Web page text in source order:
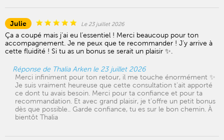
Julie Le 23 juillet 2026
Ça a coupé mais j’ai eu l’essentiel ! Merci beaucoup pour ton
accompagnement. Je ne peux que te recommander ! J’y arrive à
cette fluidité ! Si tu as un bonus se serait un plaisir ✨.
Réponse de Thalia Arken le 23 juillet 2026
Merci infiniment pour ton retour, il me touche énormément ✨
Je suis vraiment heureuse que cette consultation t’ait apporté
ce dont tu avais besoin. Merci pour ta confiance et pour ta
recommandation. Et avec grand plaisir, je t’offre un petit bonus
dès que possible.. Garde confiance, tu es sur le bon chemin. À
bientôt Thalia